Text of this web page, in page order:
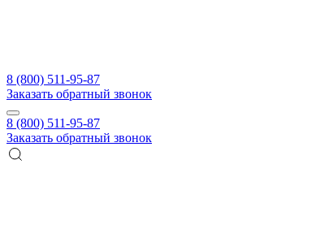
8 (800) 511-95-87
Заказать обратный звонок
8 (800) 511-95-87
Заказать обратный звонок